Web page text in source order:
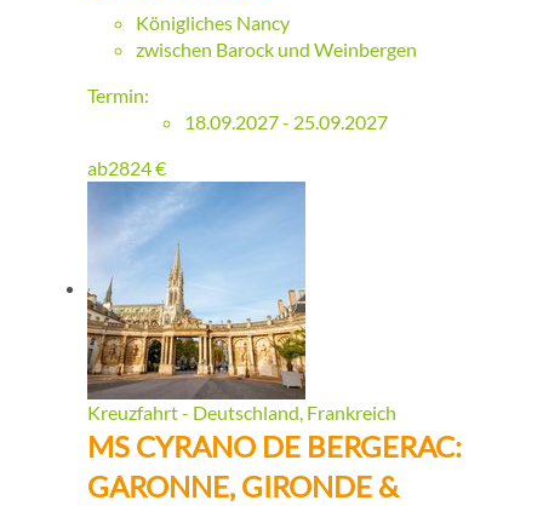
Königliches Nancy
zwischen Barock und Weinbergen
Termin:
18.09.2027 - 25.09.2027
ab2824€
Kreuzfahrt - Deutschland, Frankreich
MS CYRANO DE BERGERAC:
GARONNE, GIRONDE &